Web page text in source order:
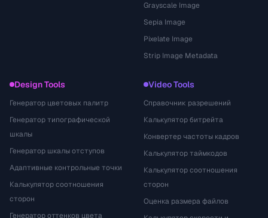
Grayscale Image
Sepia Image
Pixelate Image
Strip Image Metadata
Design Tools
Генератор цветовых палитр
Генератор типографической
шкалы
Генератор шкалы отступов
Адаптивные контрольные точки
Калькулятор соотношения
сторон
Генератор оттенков цвета
Video Tools
Справочник разрешений
Калькулятор битрейта
Конвертер частоты кадров
Калькулятор таймкодов
Калькулятор соотношения
сторон
Оценка размера файлов